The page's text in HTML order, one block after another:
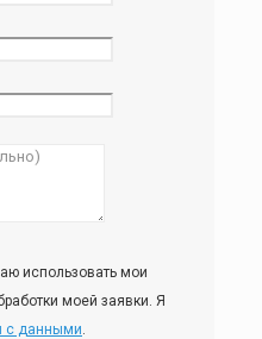
использовать мои
моей заявки. Я
с данными.